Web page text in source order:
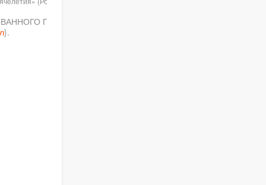
ПРИМЕНЕНИЯ
}.